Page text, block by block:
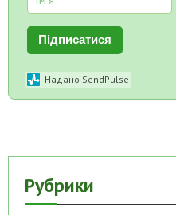
Підписатися
Надано SendPulse
Рубрики